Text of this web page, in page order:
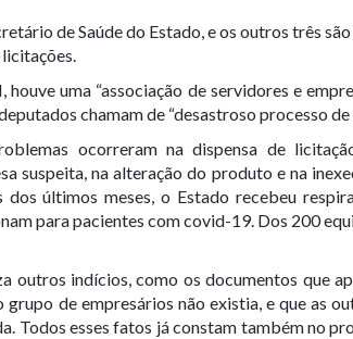
de Saúde do Estado, e os outros três
uma “associação de servidores e
chamam de “desastroso processo
ocorreram na dispensa de
suspeita, na alteração do produto e na
dos últimos meses, o Estado recebeu
para pacientes com covid-19. Dos 200
outros indícios, como os documentos que
de empresários não existia, e que as
Todos esses fatos já constam também no